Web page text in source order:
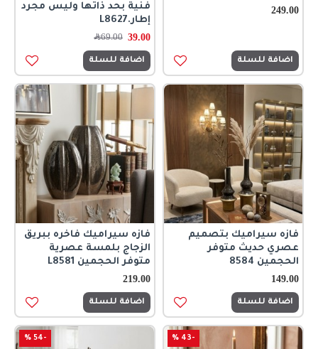
249.00
اضافة للسلة
فنية بحد ذاتها وليس مجرد
إطار.L8627
39.00
69.00﷼
اضافة للسلة
فازه سيراميك بتصميم
عصري حديث متوفر
الحجمين 8584
149.00
اضافة للسلة
فازه سيراميك فاخره ببريق
الزجاج بلمسة عصرية
متوفر الحجمين L8581
219.00
اضافة للسلة
-43 %
-54 %